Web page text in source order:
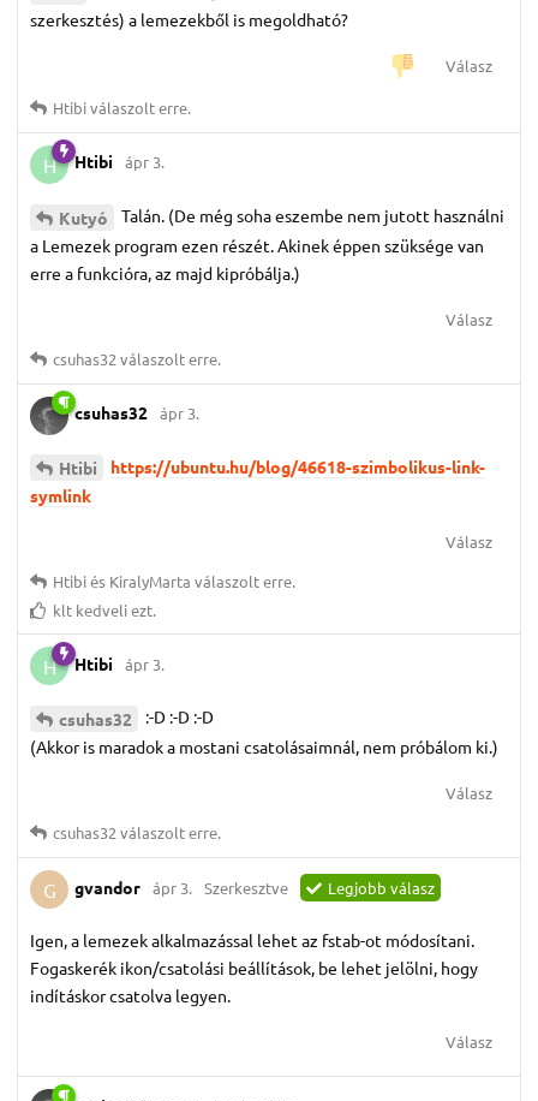
szerkesztés) a lemezekből is megoldható?
Válasz
Htibiválaszolt erre.
H Htibi ápr 3.
Kutyó
Talán. (De még soha eszembe nem jutott használni
a Lemezek program ezen részét. Akinek éppen szüksége van
erre a funkcióra, az majd kipróbálja.)
Válasz
csuhas32 válaszolt erre.
csuhas32 ápr 3.
Htibi
https://ubuntu.hu/blog/46618-szimbolikus-link-
symlink
Válasz
Htibiés KiralyMarta válaszolt erre.
klt kedveli ezt.
H Htibi ápr 3.
csuhas32
:-D :-D :-D
(Akkor is maradok a mostani csatolásaimnál, nem próbálom ki.)
Válasz
csuhas32 válaszolt erre.
G gvandor ápr 3. Szerkesztve Legjobb válasz
Igen, a lemezek alkalmazással lehet az fstab-ot módosítani.
Fogaskerék ikon/csatolási beállítások, be lehet jelölni, hogy
indításkor csatolva legyen.
Válasz